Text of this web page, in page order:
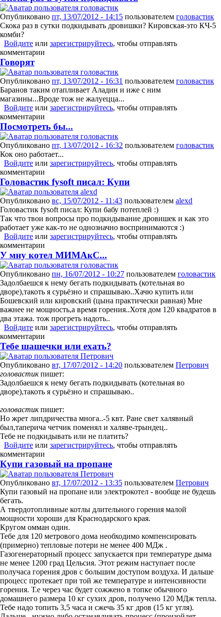
Опубликовано пт, 13/07/2012 - 14:15 пользователем головастик
Скока раз в сутки подкидывать дровишки? Кировская-это КЧ-5
комби?
Войдите или зарегистрируйтесь, чтобы отправлять
комментарии
Говорят
Опубликовано пт, 13/07/2012 - 16:31 пользователем головастик
Баранов таким отапливает Аладин и иже с ним
магазины...Вроде тож не жалуецца...
Войдите или зарегистрируйтесь, чтобы отправлять
комментарии
Посмотреть бы...
Опубликовано пт, 13/07/2012 - 16:32 пользователем головастик
Кок оно работает...
Войдите или зарегистрируйтесь, чтобы отправлять
комментарии
Головастик fysoft писал: Купи
Опубликовано вс, 15/07/2012 - 11:43 пользователем alexd
Головастик fysoft писал: Купи бабу потеплей :)
Так что твои вопросы про подкидывание дровишек и как это
работает уже как-то не однозначно воспринимаются :)
Войдите или зарегистрируйтесь, чтобы отправлять
комментарии
У мну котел МИМАкС...
Опубликовано пн, 16/07/2012 - 10:27 пользователем головастик
Задолбаешся к нему бегать подкидывать (котельная во
дворе),такоть я сурьёзно и спрашываю..Хачю купить или
Бошевский или кировский (цына практически равная) Мне
важнее не мощность,а время горения..Хотя дом 120 квадратов в
два этажа. тож прогреть надоть..
Войдите или зарегистрируйтесь, чтобы отправлять
комментарии
Тебе шашечки или ехать?
Опубликовано вт, 17/07/2012 - 14:20 пользователем Петрович
головастикпишет:
Задолбаешся к нему бегать подкидывать (котельная во
дворе),такоть я сурьёзно и спрашываю..
головастикпишет:
Но жрет липдричества многа..-5 квт. Ране свет халявный
был,таперича четчик поменял и халяве-трындец..
Тебе не подкидывать или не платить?
Войдите или зарегистрируйтесь, чтобы отправлять
комментарии
Купи газовый на пропане
Опубликовано вт, 17/07/2012 - 13:35 пользователем Петрович
Купи газовый на пропане или электрокотел - вообще не будешь
бегать.
А твердотопливные котлы длительного горения малой
мощности хороши для Краснодарского края.
Кругом омман один.
Тебе для 120 метрового дома необходимо компенсировать
(примерно) тепловые потери не менее 400 МДж .
Газогенераторный процесс запускается при температуре дыма
не менее 1200 град Цельсия. Этот режим наступает после
получаса горения дров с большим доступом воздуха. И дальше
процесс протекает при той же температуре и интенсивности
горения. Т.е через час будет сожжено в топке обычного
домашнего размера 10 кг сухих дров, получено 120 МДж тепла.
Тебе надо топить 3,5 часа и сжечь 35 кг дров (15 кг угля).